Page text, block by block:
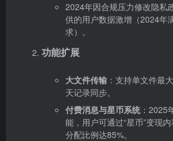
2024年因合规压力修改隐私
供的用户数据激增（2024年
求）。
功能扩展
大文件传输 ：支持单文件最
天记录同步。
付费消息与星币系统：2025
能，用户可通过“星币”变现
分配比例达85%。